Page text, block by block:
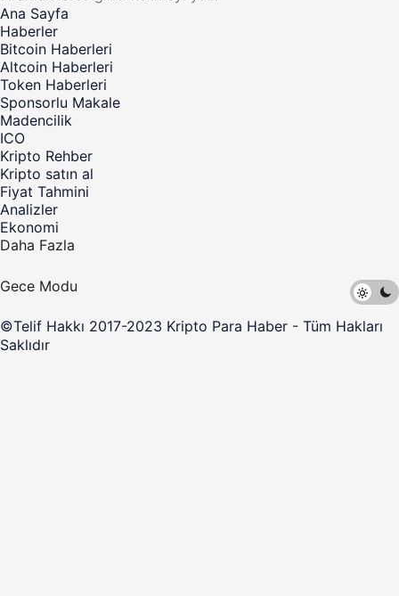
Ana Sayfa
Haberler
Bitcoin Haberleri
Altcoin Haberleri
Token Haberleri
Sponsorlu Makale
Madencilik
ICO
Kripto Rehber
Kripto satın al
Fiyat Tahmini
Analizler
Ekonomi
Daha Fazla
Gece Modu
©Telif Hakkı 2017-2023 Kripto Para Haber - Tüm Hakları
Saklıdır